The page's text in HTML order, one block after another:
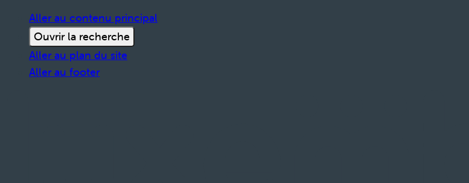
Aller au contenu principal
Ouvrir la recherche
Aller au plan du site
Aller au footer